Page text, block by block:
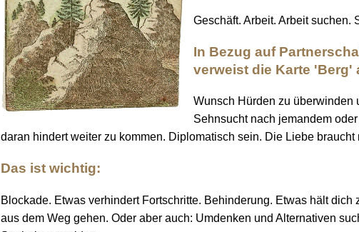
Geschäft. Arbeit. Arbeit suchen.
In Bezug auf
verweist die Karte 'Berg'
Wunsch Hürden zu überwinden
Sehnsucht nach jemandem
daran hindert weiter zu kommen. Diplomatisch sein. Die Liebe braucht
Das ist wichtig:
Blockade. Etwas verhindert Fortschritte. Behinderung. Etwas hält
aus dem Weg gehen. Oder aber auch: Umdenken und Alternativen